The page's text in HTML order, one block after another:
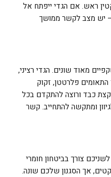
ראש. אם הגדי ייפתח אל
– יש מצב לקשר ממושך
מאוד שונים. הגדי רציני,
התאומים פלרטטן, זקוק
קצת כבד ורוצה להתקדם בכל
ומתקשה להתחייב. קשר
צורך בביטחון חומרי
אך הסגנון שלכם שונה.